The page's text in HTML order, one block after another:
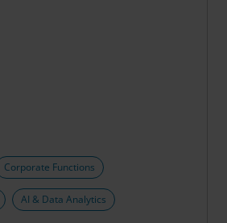
Corporate Functions
AI & Data Analytics